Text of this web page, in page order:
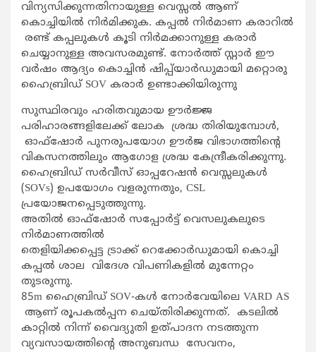
വിന്യസിക്കുന്നതിനായുള്ള വെസ്സൽ ആണ്
കൊച്ചിയിൽ നിർമിക്കുക. കപ്പൽ നിർമാണ കരാറിൽ
രണ്ട് കപ്പലുകൾ കൂടി നിർമക്കാനുള്ള കരാർ
ചെയ്യാനുള്ള അവസരമുണ്ട്. നോർത്ത് സ്റ്റാർ ഈ
വർഷം ആദ്യം കൊച്ചിൻ ഷിപ്പ്‌യാർഡുമായി മറ്റൊരു
ഹൈബ്രിഡ് SOV കരാർ ഉണ്ടാക്കിയിരുന്നു
സുസ്ഥിരവും ഹരിതവുമായ ഊർജ്ജ
പരിഹാരങ്ങളിലേക്ക് ലോക ശ്രദ്ധ തിരിയുമ്പോൾ,
ഓഫ്‌ഷോർ പുനരുപയോഗ ഊർജ വിഭാഗത്തിൻ്റെ
വികസനത്തിലും ആഗോള ശ്രദ്ധ കേന്ദ്രീകരിക്കുന്നു.
ഹൈബ്രിഡ് സർവീസ് ഓപ്പറേഷൻ വെസ്സലുകൾ
(SOVs) ഉപയോഗം വളരുന്നതും, CSL
പ്രയോജനപ്പെടുത്തുന്നു.
അതിൽ ഓഫ്‌ഷോർ സപ്പോർട്ട് വെസലുകലുടെ
നിർമാണത്തിൽ
തെളിയിക്കപ്പെട്ട ട്രാക്ക് റെക്കോർഡുമായി കൊച്ചി
കപ്പൽ ശാല വിദേശ വിപണികളിൽ മുന്നേറ്റം
തുടരുന്നു.
85m ഹൈബ്രിഡ് SOV-കൾ നോർവേയിലെ VARD AS
ആണ് രൂപകൽപ്പന ചെയ്തിരിക്കുന്നത്. കടലിൽ
കാറ്റിൽ നിന്ന് വൈദ്യുതി ഉത്പാദന നടത്തുന്ന
വ്യവസായത്തിൻ്റെ അനുബന്ധ സേവനം,